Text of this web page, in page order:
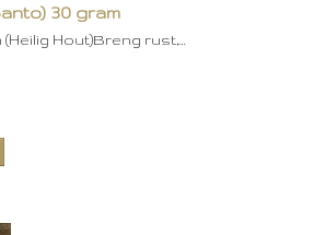
30 gram
Hout)Breng rust,…